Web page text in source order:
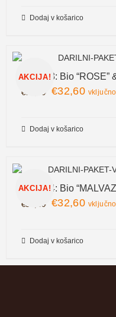
Dodaj v košarico
AKCIJA!
V&Č-03: Bio “ROSE”
€38,30 €32,60
Dodaj v košarico
AKCIJA!
V&Č-04: Bio
€38,30 €32,60
Dodaj v košarico